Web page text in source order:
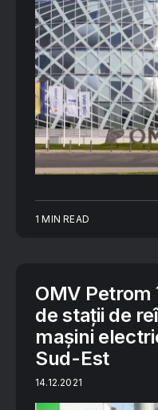
1 MIN READ
OMV Petrom
de stații de
mașini
Sud-Est
14.12.2021